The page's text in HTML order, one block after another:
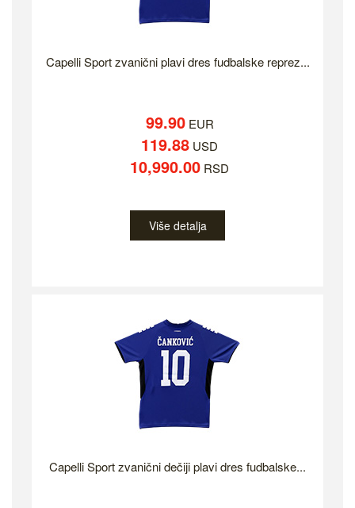
Capelli Sport zvanični plavi dres fudbalske reprez...
99.90EUR
119.88 USD
10,990.00 RSD
Više detalja
Capelli Sport zvanični dečiji plavi dres fudbalske...